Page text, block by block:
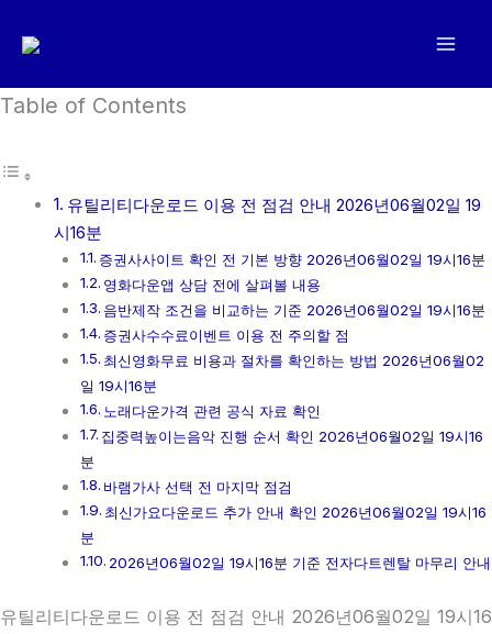
로
너
Table of Contents
유틸리티다운로드 이용 전 점검 안내 2026년06월02일 19
시16분
증권사사이트 확인 전 기본 방향 2026년06월02일 19시16분
영화다운앱 상담 전에 살펴볼 내용
음반제작 조건을 비교하는 기준 2026년06월02일 19시16분
증권사수수료이벤트 이용 전 주의할 점
최신영화무료 비용과 절차를 확인하는 방법 2026년06월02
일 19시16분
노래다운가격 관련 공식 자료 확인
집중력높이는음악 진행 순서 확인 2026년06월02일 19시16
분
바램가사 선택 전 마지막 점검
최신가요다운로드 추가 안내 확인 2026년06월02일 19시16
분
2026년06월02일 19시16분 기준 전자다트렌탈 마무리 안내
유틸리티다운로드 이용 전 점검 안내 2026년06월02일 19시16